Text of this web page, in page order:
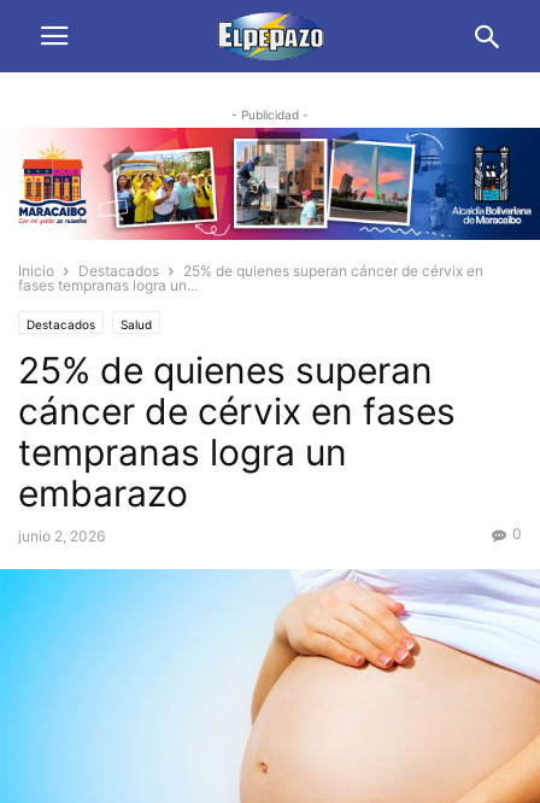
- Publicidad -
Inicio Destacados
25% de quienes superan cáncer de cérvix en
fases tempranas logra un...
Destacados Salud
25% de quienes superan
cáncer de cérvix en fases
tempranas logra un
embarazo
junio 2, 2026 0